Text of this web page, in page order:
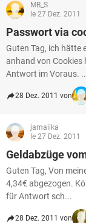
MB_S
le 27 Dez. 2011
Passwort via
Guten Tag, ich hätte
anhand von Cookies
Antwort im Voraus.
28 Dez. 2011 von
jamaiika
le 27 Dez. 2011
Geldabzüge
Guten Tag, Von
4,34€ abgezogen.
für Antwort sch...
28 Dez. 2011 von